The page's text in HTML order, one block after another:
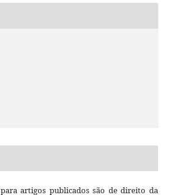
para artigos publicados são de direito da